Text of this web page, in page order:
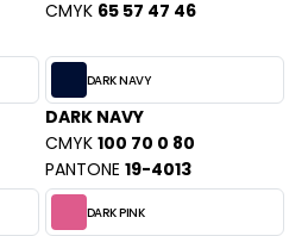
CMYK 65 57 47 46
DARK NAVY
DARK NAVY
CMYK 100 70 0 80
PANTONE 19-4013
DARK PINK